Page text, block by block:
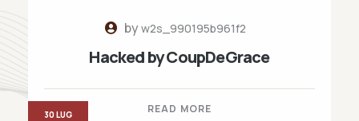
byw2s_990195b961f2
Hacked by CoupDeGrace
READ MORE
30 LUG